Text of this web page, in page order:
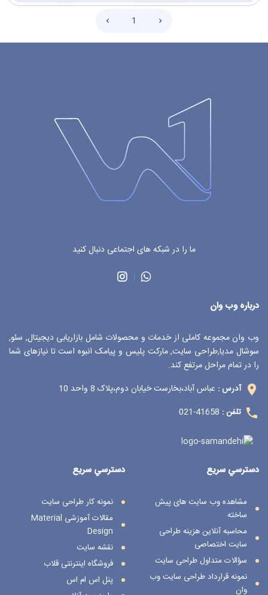
1
درباره وب وان
وب وان مجموعه کاملی از خدمات و محصولات شامل بازاریابی دیجیتال, سئو,
سوشال مدیا,طراحی سایت, مارکت پلیس و پیامک انبوه است تا نیازهای شما
را در تمام مراحل مرتفع کند.
آدرس : عباس آباد،بخارست خیابان دوم،پلاک 8 واحد 10
تلفن : 41658-021
ما را در شبکه های اجتماعی دنبال کنید
دسترسي سريع
نمونه کار طراحی سایت
مقالات آموزشی Material
Design
نقشه سایت
فروشگاه اینترنتی قلاب
پنل اس ام اس
دسترسي سريع
مشاهده وب سایت های پیش
ساخته
محاسبه آنلاین هزینه طراحی
سایت اختصاصی
سؤالات متداول طراحی سایت
نمونه قرارداد طراحی سایت وب
وان